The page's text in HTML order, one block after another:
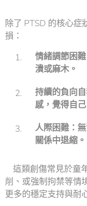
除了 PTSD 的核心症
損：
情緒調節困
潰或麻木。
持續的負向
感，覺得自
人際困難：
關係中退縮。
這類創傷常見於童
削、或強制拘禁等情
更多的穩定支持與耐